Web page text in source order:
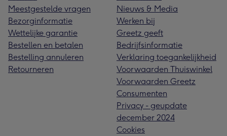
Meestgestelde vragen
Bezorginformatie
Wettelijke garantie
Bestellen en betalen
Bestelling annuleren
Retourneren
Nieuws & Media
Werken bij
Greetz geeft
Bedrijfsinformatie
Verklaring toegankelijkheid
Voorwaarden Thuiswinkel
Voorwaarden Greetz
Consumenten
Privacy - geupdate
december 2024
Cookies